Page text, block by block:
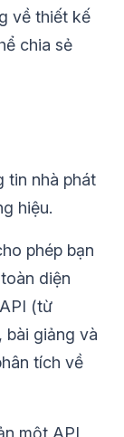
về thiết kế
chia sẻ
tin nhà phát
hiệu.
phép bạn
diện
(từ
bài giảng và
tích về
một API